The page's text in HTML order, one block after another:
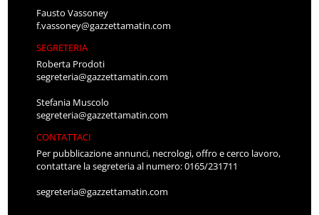
Fausto Vassoney
f.vassoney@gazzettamatin.com
SEGRETERIA
Roberta Prodoti
segreteria@gazzettamatin.com
Stefania Muscolo
segreteria@gazzettamatin.com
CONTATTACI
Per pubblicazione annunci, necrologi, offro e cerco lavoro,
contattare la segreteria al numero: 0165/231711
segreteria@gazzettamatin.com